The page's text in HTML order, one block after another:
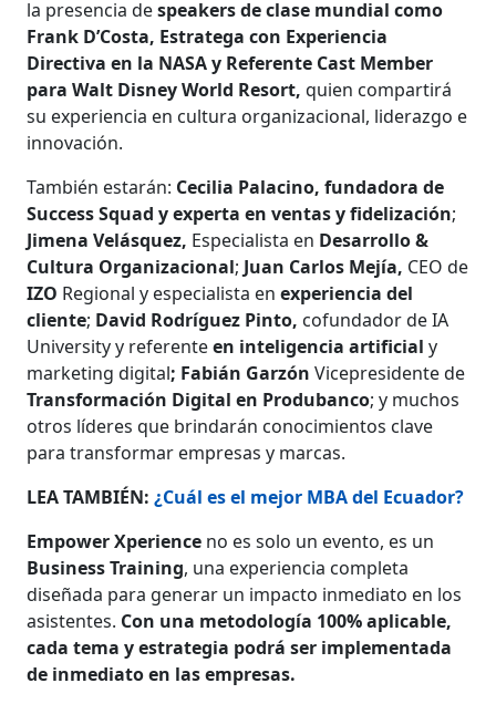
la presencia despeakers de clase mundial como
Frank D’Costa, Estratega con Experiencia
Directiva en la NASA y Referente Cast Member
para Walt Disney World Resort, quien compartirá
su experiencia en cultura organizacional, liderazgo e
innovación.
También estarán: Cecilia Palacino, fundadora de
Success Squad y experta en ventas y fidelización;
Jimena Velásquez, Especialista en Desarrollo &
Cultura Organizacional; Juan Carlos Mejía, CEO de
IZO Regional y especialista enexperiencia del
cliente; David Rodríguez Pinto, cofundador de IA
University y referenteen inteligencia artificial y
marketing digital; Fabián Garzón Vicepresidente de
Transformación Digital en Produbanco; y muchos
otros líderes que brindarán conocimientos clave
para transformar empresas y marcas.
LEA TAMBIÉN:¿Cuál es el mejor MBA del Ecuador?
Empower Xperience no es solo un evento, es un
Business Training, una experiencia completa
diseñada para generar un impacto inmediato en los
asistentes. Con una metodología 100% aplicable,
cada tema y estrategia podrá ser implementada
de inmediato en las empresas.